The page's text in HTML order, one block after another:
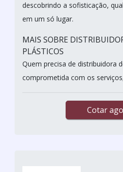
descobrindo a sofisticação,
em um só lugar.
MAIS SOBRE
PLÁSTICOS
Quem precisa de distribuidora
comprometida com os
Cotar